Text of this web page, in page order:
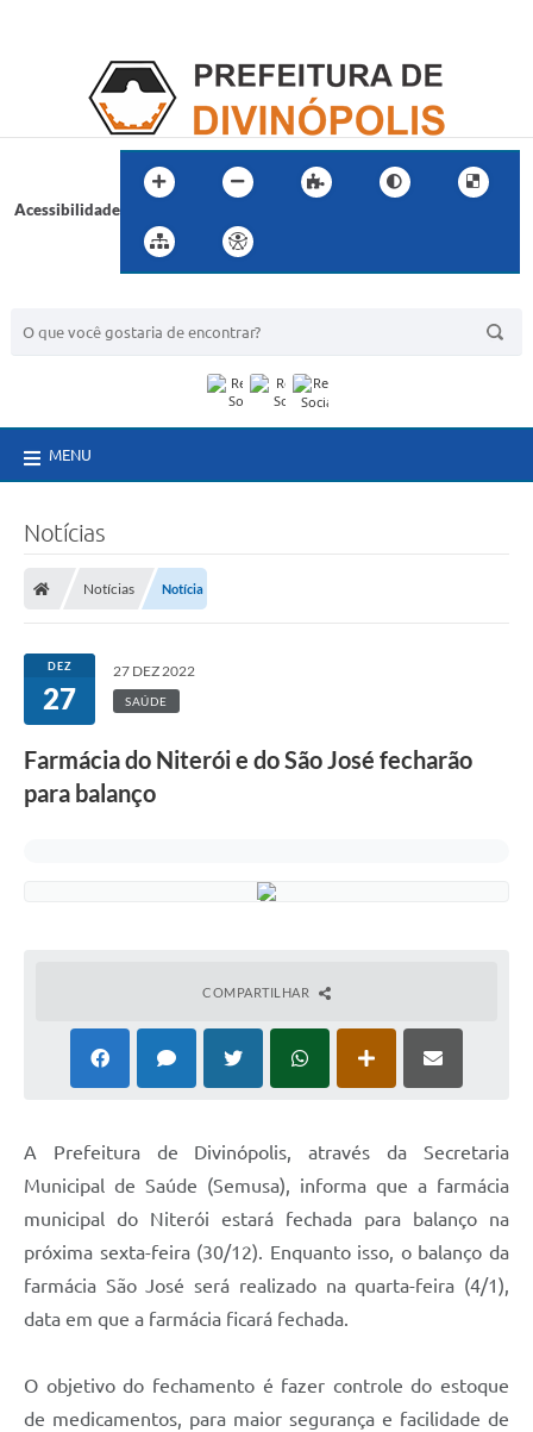
Acessibilidade
MENU
Notícias
Notícias Notícia
DEZ
27
27 DEZ 2022
SAÚDE
Farmácia do Niterói e do São José fecharão
para balanço
COMPARTILHAR
A Prefeitura de Divinópolis, através da Secretaria
Municipal de Saúde (Semusa), informa que a farmácia
municipal do Niterói estará fechada para balanço na
próxima sexta-feira (30/12). Enquanto isso, o balanço da
farmácia São José será realizado na quarta-feira (4/1),
data em que a farmácia ficará fechada.
O objetivo do fechamento é fazer controle do estoque
de medicamentos, para maior segurança e facilidade de